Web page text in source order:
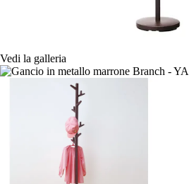
Vedi la galleria